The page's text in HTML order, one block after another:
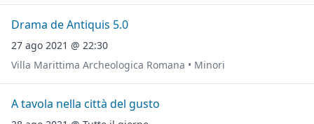
Drama de Antiquis 5.0
27 ago 2021 @ 22:30
Villa Marittima Archeologica Romana • Minori
A tavola nella città del gusto